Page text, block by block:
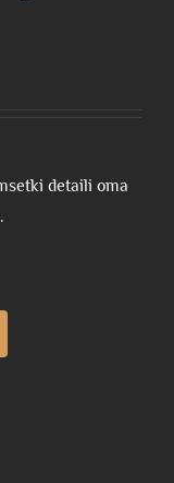
detaili oma